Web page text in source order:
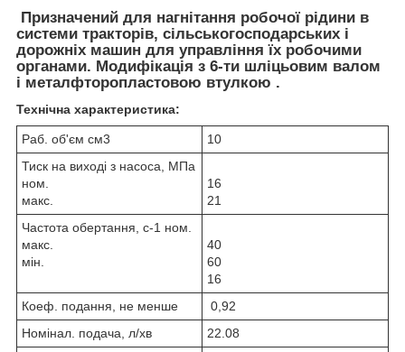
Призначений для нагнітання робочої рідини в
системи тракторів, сільськогосподарських і
дорожніх машин для управління їх робочими
органами. Модифікація з 6-ти шліцьовим валом
і металфторопластовою втулкою .
Технічна характеристика:
Раб. об'єм см3
10
Тиск на виході з насоса, МПа
ном.
макс.
16
21
Частота обертання, с-1 ном.
макс.
мін.
40
60
16
Коеф. подання, не менше
0,92
Номінал. подача, л/хв
22.08